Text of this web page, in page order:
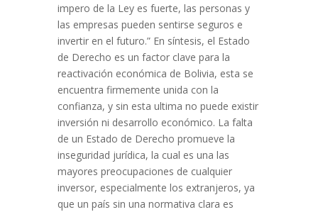
impero de la Ley es fuerte, las personas y
las empresas pueden sentirse seguros e
invertir en el futuro.” En síntesis, el Estado
de Derecho es un factor clave para la
reactivación económica de Bolivia, esta se
encuentra firmemente unida con la
confianza, y sin esta ultima no puede existir
inversión ni desarrollo económico. La falta
de un Estado de Derecho promueve la
inseguridad jurídica, la cual es una las
mayores preocupaciones de cualquier
inversor, especialmente los extranjeros, ya
que un país sin una normativa clara es